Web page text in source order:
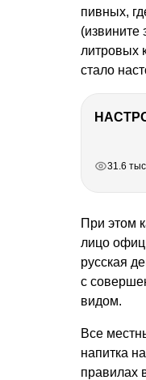
пивных,
(извините
литровых
стало
31.6
При этом
лицо
русская
с
видом.
Все
напитка
правилах